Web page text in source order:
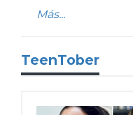
Más...
TeenTober